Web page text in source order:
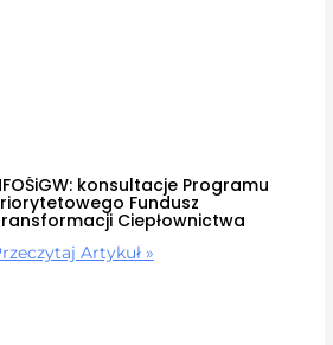
konsultacje Programu
Fundusz
Ciepłownictwa
Artykuł »